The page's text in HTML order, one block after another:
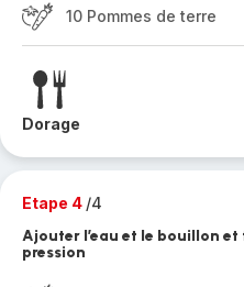
10 Pommes de terre
Dorage
Etape 4 /4
Ajouter l’eau et le bouillon
pression